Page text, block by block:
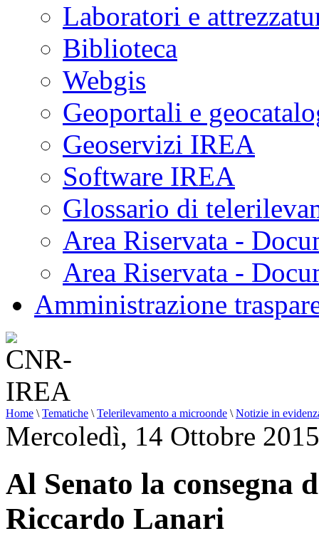
Laboratori e
Biblioteca
Webgis
Geoportali e
Geoservizi IREA
Software IREA
Glossario di
Area Riservata -
Area Riservata -
Amministrazione
Home \ Tematiche \ Telerilevamento a microonde \ Notizie in
Mercoledì, 14 Ottobre
Al Senato la consegna
Riccardo Lanari